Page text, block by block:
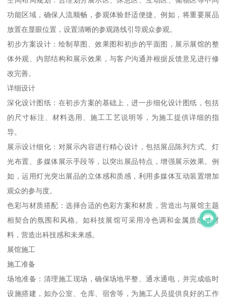
功能区域，确保人流顺畅，参观体验舒适便捷。例如，将重要展品
放置在显眼位置，设置清晰的参观路线引导观众参观。
初步方案设计：绘制草图、效果图和初步的平面图，展示展馆的整
体外观、内部结构和展示效果，与客户沟通并根据反馈意见进行修
改完善。
详细设计
深化设计图纸：在初步方案的基础上，进一步细化设计图纸，包括
的尺寸标注、材料选用、施工工艺说明等，为施工提供详细的指
导。
展示设计细化：对展示内容进行精心设计，包括展品陈列方式、灯
光布置、多媒体展示手段等，以突出展品特点，增强展示效果。例
如，运用灯光突出展品的立体感和质感，利用多媒体互动装置增加
观众的参与度。
色彩与材质搭配：选择合适的色彩方案和材质，营造出与展馆主题
相契合的氛围和风格。如科技展馆可采用冷色调和金属质感的材
料，营造出科技感和未来感。
展馆施工
施工准备
场地准备：清理施工现场，确保场地平整、通水通电，并完成临时
设施搭建，如办公室、仓库、宿舍等，为施工人员提供良好的工作